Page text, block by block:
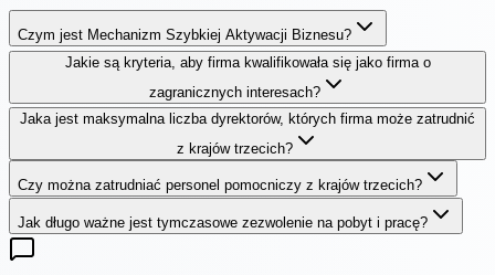
Czym jest Mechanizm Szybkiej Aktywacji Biznesu?
Jakie są kryteria, aby firma kwalifikowała się jako firma o
zagranicznych interesach?
Jaka jest maksymalna liczba dyrektorów, których firma może zatrudnić
z krajów trzecich?
Czy można zatrudniać personel pomocniczy z krajów trzecich?
Jak długo ważne jest tymczasowe zezwolenie na pobyt i pracę?